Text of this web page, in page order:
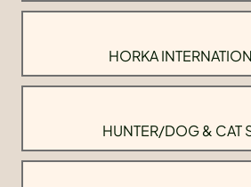
HORKA
HUNTER/DOG & CAT